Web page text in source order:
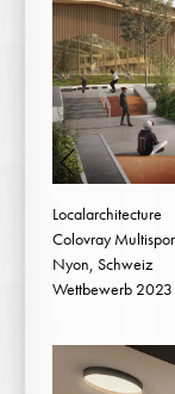
Localarchitecture
Colovray
Nyon, Schweiz
Wettbewerb